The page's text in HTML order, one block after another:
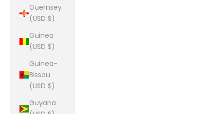
Guernsey
(USD $)
Guinea
(USD $)
Guinea-
Bissau
(USD $)
Guyana